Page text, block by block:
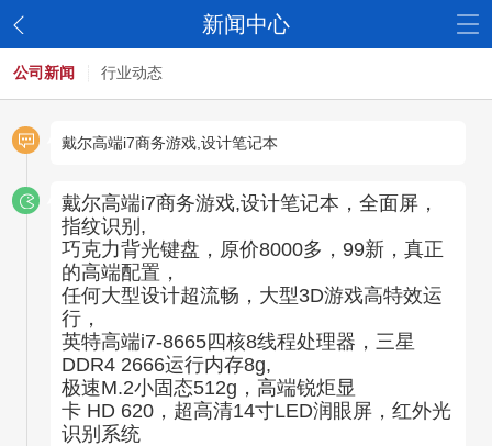
新闻中心
公司新闻 行业动态
戴尔高端i7商务游戏,设计笔记本
戴尔高端i7商务游戏,设计笔记本，全面屏，
指纹识别,
巧克力背光键盘，原价8000多，99新，真正
的高端配置，
任何大型设计超流畅，大型3D游戏高特效运
行，
英特高端i7-8665四核8线程处理器，三星
DDR4 2666运行内存8g,
极速M.2小固态512g，高端锐炬显
卡 HD 620，超高清14寸LED润眼屏，红外光
识别系统